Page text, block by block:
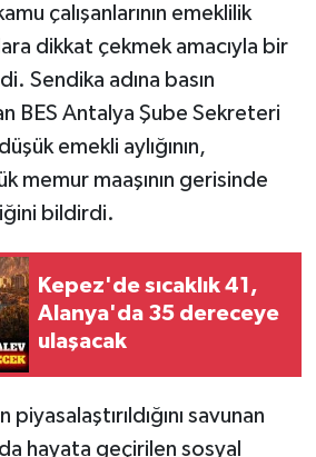
çalışanlarının emeklilik
dikkat çekmek amacıyla bir
Sendika adına basın
BES Antalya Şube Sekreteri
emekli aylığının,
memur maaşının gerisinde
bildirdi.
Kepez'de sıcaklık 41,
Alanya'da 35 dereceye
ulaşacak
savunan
hayata geçirilen sosyal